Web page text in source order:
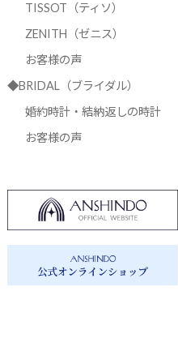
TISSOT（ティソ）
ZENITH（ゼニス）
お客様の声
◆BRIDAL（ブライダル）
婚約時計・結納返しの時計
お客様の声